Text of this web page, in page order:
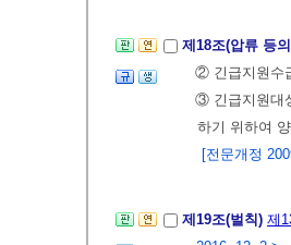
제18조(압류 등
② 긴급지원수
③ 긴급지원대
하기 위하여
[전문개정
제19조(벌칙) 제